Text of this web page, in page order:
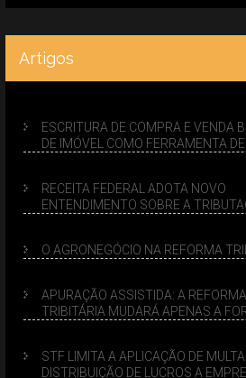
Artigos
ESCRITURA DE COMPRA E VENDA
DE IMÓVEL COMO FERRAMENTA DE
RECEITA FEDERAL ADOTA NOVO
ENTENDIMENTO SOBRE A
O AGRONEGÓCIO NA REFORMA
APURAÇÃO ASSISTIDA: A REFORMA
TRIBITÁRIA MUDARÁ APENAS A
STF LIMITA A APLICAÇÃO DE
DISTRIBUIÇÃO DE LUCROS A